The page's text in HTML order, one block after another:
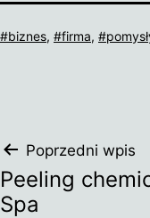
Tagi
biznes, firma,
Nawigacja
wpisu
Poprzedni wpis
Peeling
Spa